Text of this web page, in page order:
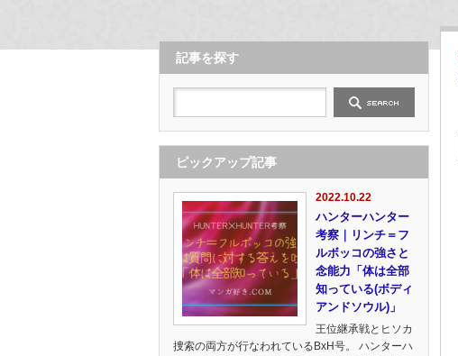
記事を探す
ピックアップ記事
2022.10.22
ハンターハンター
考察｜リンチ＝フ
ルボッコの強さと
念能力「体は全部
知っている(ボディ
アンドソウル)」
王位継承戦とヒソカ
捜索の両方が行なわれているBxH号。 ハンターハ